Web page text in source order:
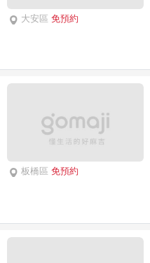
大安區 免預約
板橋區 免預約